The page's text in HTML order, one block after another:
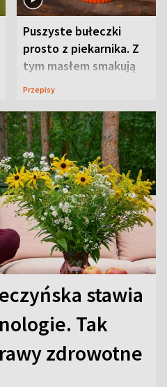
Puszyste bułeczki
prosto z piekarnika. Z
tym masłem smakują
jeszcze lepiej
Przepisy
stawia
Tak
zdrowotne